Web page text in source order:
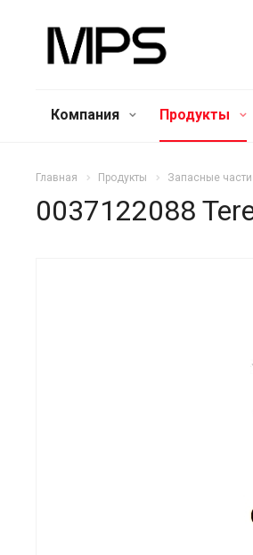
Компания Продукты
Главная Продукты Запасные части
0037122088